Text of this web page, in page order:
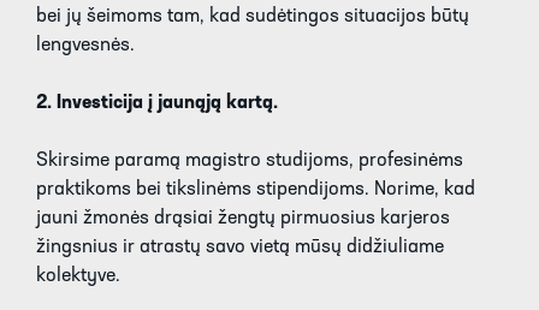
bei jų šeimoms tam, kad sudėtingos situacijos būtų
lengvesnės.
2. Investicija į jaunąją kartą.
Skirsime paramą magistro studijoms, profesinėms
praktikoms bei tikslinėms stipendijoms. Norime, kad
jauni žmonės drąsiai žengtų pirmuosius karjeros
žingsnius ir atrastų savo vietą mūsų didžiuliame
kolektyve.